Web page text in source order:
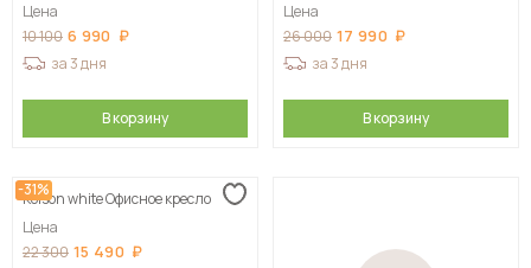
Цена
10 100 6 990
за 3 дня
В корзину
Цена
26 000 17 990
за 3 дня
В корзину
-31%
Kolson whitе Офисное кресло
Цена
22 300 15 490